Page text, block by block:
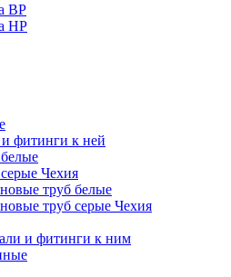
ВР
НР
фитинги к ней
Чехия
труб белые
труб серые Чехия
и фитинги к ним